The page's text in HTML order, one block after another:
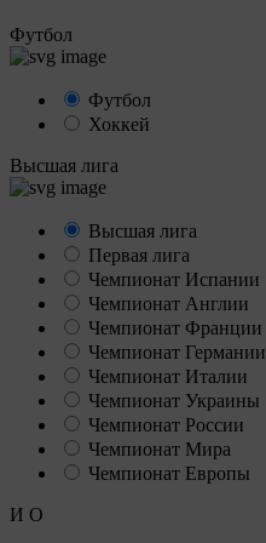
Футбол
Футбол
Хоккей
Высшая лига
Высшая лига
Первая лига
Чемпионат Испании
Чемпионат Англии
Чемпионат Франции
Чемпионат Германии
Чемпионат Италии
Чемпионат Украины
Чемпионат России
Чемпионат Мира
Чемпионат Европы
И О